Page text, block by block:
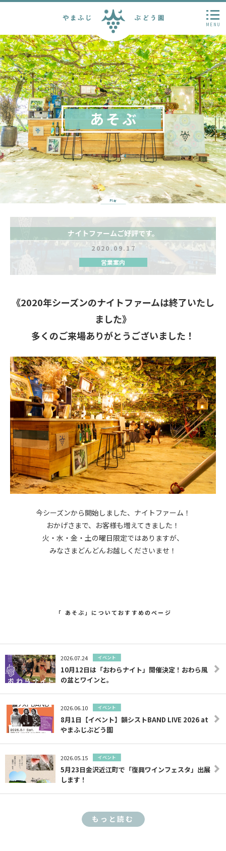
MENU
あそぶ
Play
ナイトファームご好評です。
2020.09.17
営業案内
《2020年シーズンのナイトファームは終了いたし
ました》
多くのご来場ありがとうございました！
今シーズンから開始しました、ナイトファーム！
おかげさまで、お客様も増えてきました！
火・水・金・土の曜日限定ではありますが、
みなさまどんどんお越しくださいませ！
「 あそぶ」についておすすめのページ
2026.07.24 イベント
10月12日は「おわらナイト」開催決定！おわら風
の盆とワインと。
2026.06.10 イベント
8月1日【イベント】韻シストBAND LIVE 2026 at
やまふじぶどう園
2026.05.15 イベント
5月23日金沢近江町で「復興ワインフェスタ」出展
します！
もっと読む